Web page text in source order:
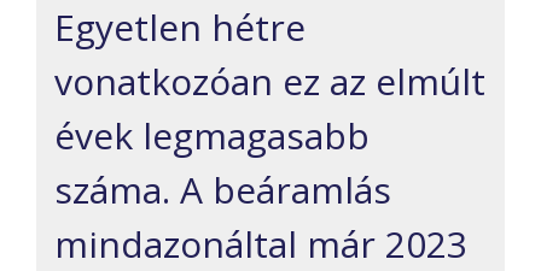
Egyetlen hétre
vonatkozóan ez az elmúlt
évek legmagasabb
száma. A beáramlás
mindazonáltal már 2023